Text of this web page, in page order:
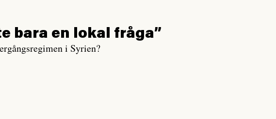
bara en lokal fråga”
i Syrien?